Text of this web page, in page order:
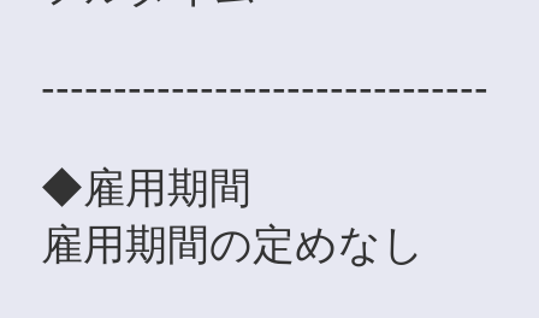
-------------------------------
◆雇用期間
雇用期間の定めなし